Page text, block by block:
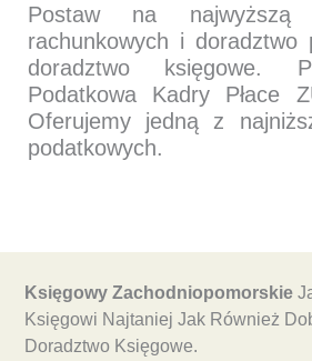
Postaw na najwyższą
rachunkowych i doradztwo
doradztwo księgowe.
Podatkowa Kadry Płace
Oferujemy jedną z
podatkowych.
Księgowy Zachodniopomorskie
Księgowi Najtaniej Jak Również
Doradztwo Księgowe.